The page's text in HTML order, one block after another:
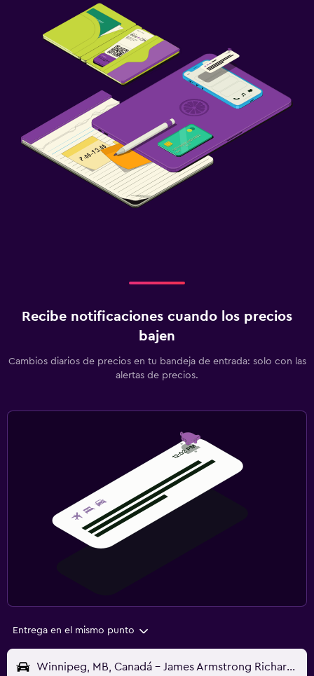
Recibe notificaciones cuando los precios
bajen
Cambios diarios de precios en tu bandeja de entrada: solo con las
alertas de precios.
Entrega en el mismo punto
Winnipeg, MB, Canadá - James Armstrong Richardson (YWG)